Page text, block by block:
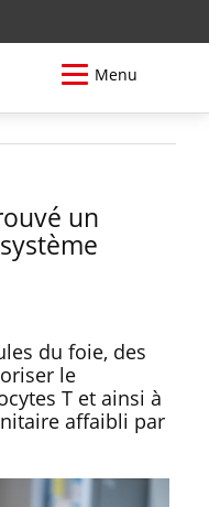
Menu
un
du foie, des
le
T et ainsi à
affaibli par